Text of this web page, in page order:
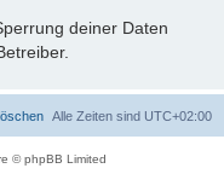
deiner Daten
Alle Zeiten sind UTC+02:00
© phpBB Limited